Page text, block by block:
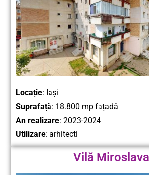
Locație: Iași
Suprafață: 18.800 mp fațadă
An realizare: 2023-2024
Utilizare: arhitecti
Vilă Miroslava